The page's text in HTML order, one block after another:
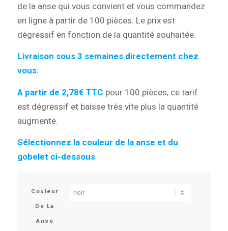
de la anse qui vous convient et vous commandez
en ligne à partir de 100 pièces. Le prix est
dégressif en fonction de la quantité souhaitée.
Livraison sous 3 semaines directement chez
vous.
A partir de 2,78€ TTC pour 100 pièces, ce tarif
est dégressif et baisse très vite plus la quantité
augmente.
Sélectionnez la couleur de la anse et du
gobelet ci-dessous
Couleur
De La
Anse